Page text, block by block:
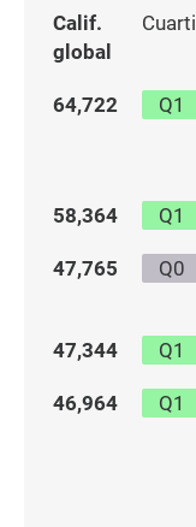
Calif.
global
Cuartil
64,722 Q1
58,364 Q1
47,765 Q0
47,344 Q1
46,964 Q1